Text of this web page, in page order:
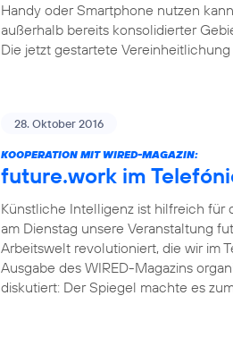
Handy oder Smartphone nutzen
außerhalb bereits konsolidierter
Die jetzt gestartete
28. Oktober 2016
KOOPERATION MIT WIRED-MAGAZIN:
future.work im
Künstliche Intelligenz ist hilfreich für
am Dienstag unsere Veranstaltung
Arbeitswelt revolutioniert, die wir im
Ausgabe des WIRED-Magazins
diskutiert: Der Spiegel machte es